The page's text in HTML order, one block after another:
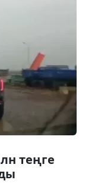
теңге